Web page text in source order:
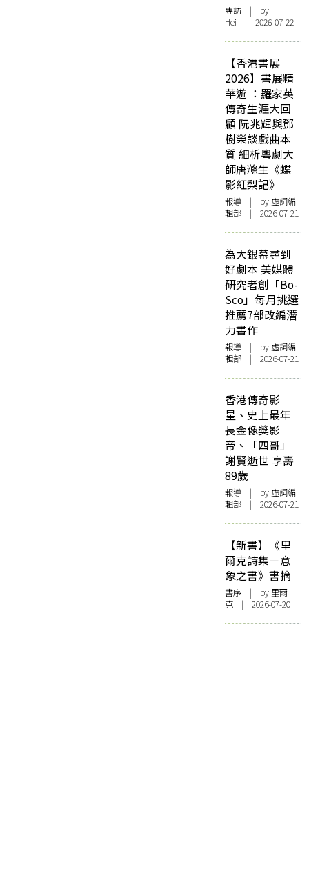
專訪 | by
Hei | 2026-07-22
【香港書展
2026】書展精
華遊 ：羅家英
傳奇生涯大回
顧 阮兆輝與鄧
樹榮談戲曲本
質 細析粵劇大
師唐滌生《蝶
影紅梨記》
報導 | by 虛詞編
輯部 | 2026-07-21
為大銀幕尋到
好劇本 美媒體
研究者創「Bo-
Sco」每月挑選
推薦7部改編潛
力書作
報導 | by 虛詞編
輯部 | 2026-07-21
香港傳奇影
星、史上最年
長金像獎影
帝、「四哥」
謝賢逝世 享壽
89歲
報導 | by 虛詞編
輯部 | 2026-07-21
【新書】《里
爾克詩集－意
象之書》書摘
書序 | by 里爾
克 | 2026-07-20